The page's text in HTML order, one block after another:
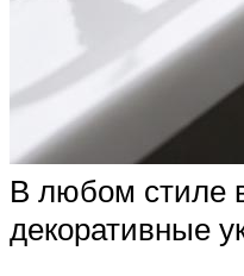
В любом стиле
декоративные